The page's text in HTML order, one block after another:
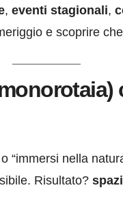
, eventi stagionali,
e scoprire
“immersi nella
Risultato?